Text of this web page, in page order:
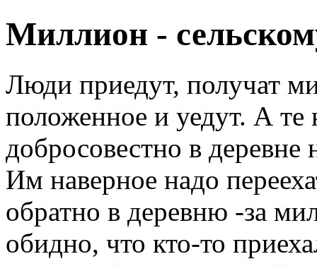
Миллион -
Люди приедут, получат
положенное и уедут. А те
добросовестно в
Им наверное надо
обратно в деревню -за
обидно, что кто-то